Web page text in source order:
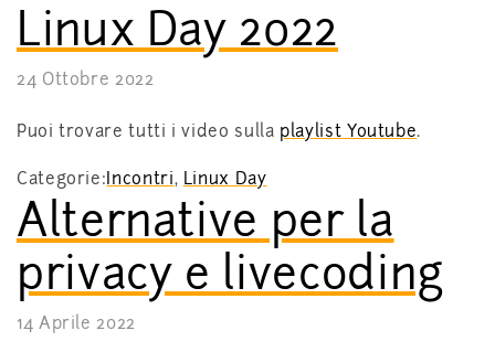
Linux Day 2022
24 Ottobre 2022
Puoi trovare tutti i video sulla playlist Youtube.
Categorie:Incontri, Linux Day
Alternative per la
privacy e livecoding
14 Aprile 2022